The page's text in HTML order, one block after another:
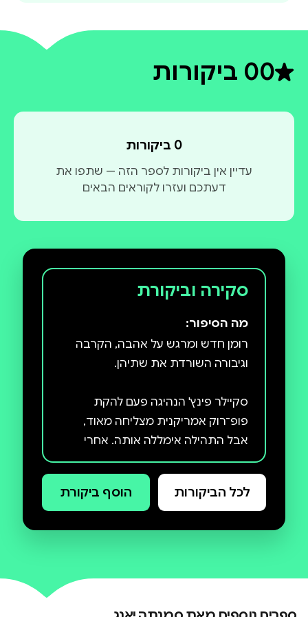
0דירוג ממוצע 0 מתוך 5
0 ביקורות
0 ביקורות
עדיין אין ביקורות לספר הזה — שתפו את
דעתכם ועזרו לקוראים הבאים
סקירה וביקורת
מה הסיפור:
רומן חדש ומרגש על אהבה, הקרבה
סקיילר פינץ' הנהיגה פעם להקת
פופ־רוק אמריקנית מצליחה מאוד,
אבל התהילה אימללה אותה. אחרי
שנים של חיים בשקר, הטרגדיה מכה
שנה וחצי לאחר מכן היא ישנה באוהל
של אחד ממנהלי האמנים והרפרטואר
קיליאן או'די עובד אצל דוד שלו
לכל הביקורות הוסף ביקורת